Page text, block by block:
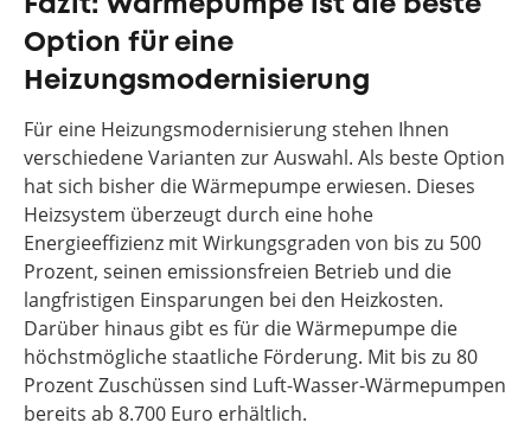
Fazit: Wärmepumpe ist die beste
Option für eine
Heizungsmodernisierung
Für eine Heizungsmodernisierung stehen Ihnen
verschiedene Varianten zur Auswahl. Als beste Option
hat sich bisher die Wärmepumpe erwiesen. Dieses
Heizsystem überzeugt durch eine hohe
Energieeffizienz mit Wirkungsgraden von bis zu 500
Prozent, seinen emissionsfreien Betrieb und die
langfristigen Einsparungen bei den Heizkosten.
Darüber hinaus gibt es für die Wärmepumpe die
höchstmögliche staatliche Förderung. Mit bis zu 80
Prozent Zuschüssen sind Luft-Wasser-Wärmepumpen
bereits ab 8.700 Euro erhältlich.